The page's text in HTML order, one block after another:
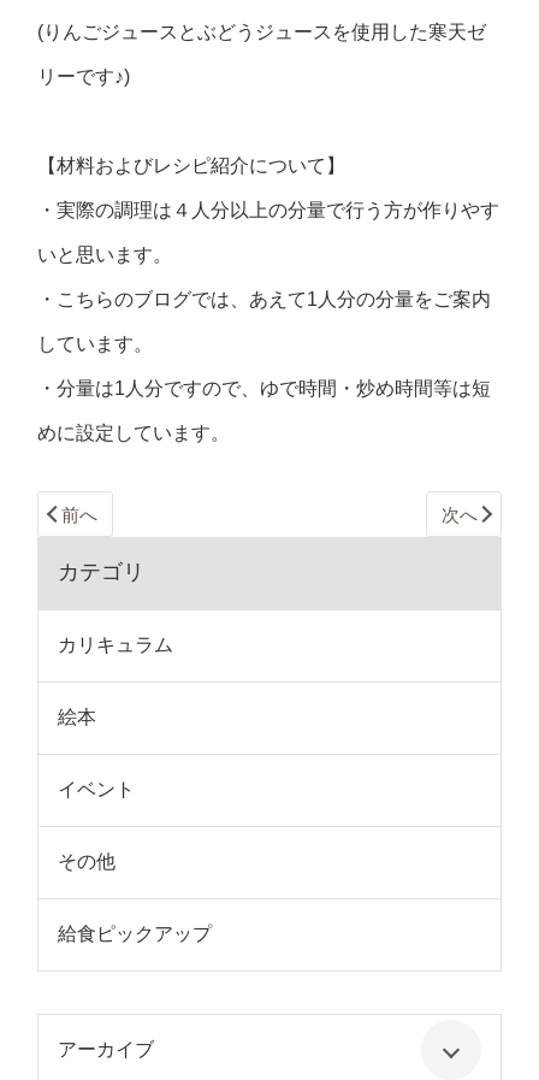
(りんごジュースとぶどうジュースを使用した寒天ゼ
リーです♪)
【材料およびレシピ紹介について】
・実際の調理は４人分以上の分量で行う方が作りやす
いと思います。
・こちらのブログでは、あえて1人分の分量をご案内
しています。
・分量は1人分ですので、ゆで時間・炒め時間等は短
めに設定しています。
前へ 次へ
カテゴリ
カリキュラム
絵本
イベント
その他
給食ピックアップ
アーカイブ